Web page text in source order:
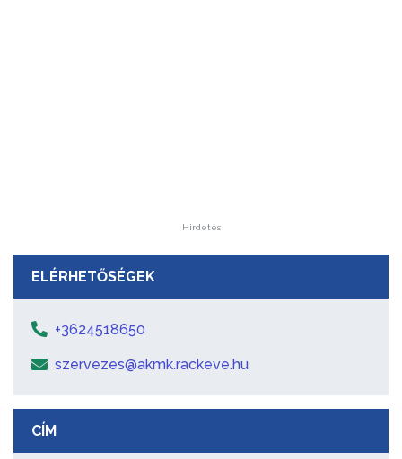
Hirdetés
ELÉRHETŐSÉGEK
+3624518650
szervezes@akmk.rackeve.hu
CÍM